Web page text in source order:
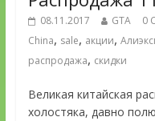
08.11.2017 GTA 0
China, sale, акции,
распродажа, скидки
Великая китайская
холостяка, давно